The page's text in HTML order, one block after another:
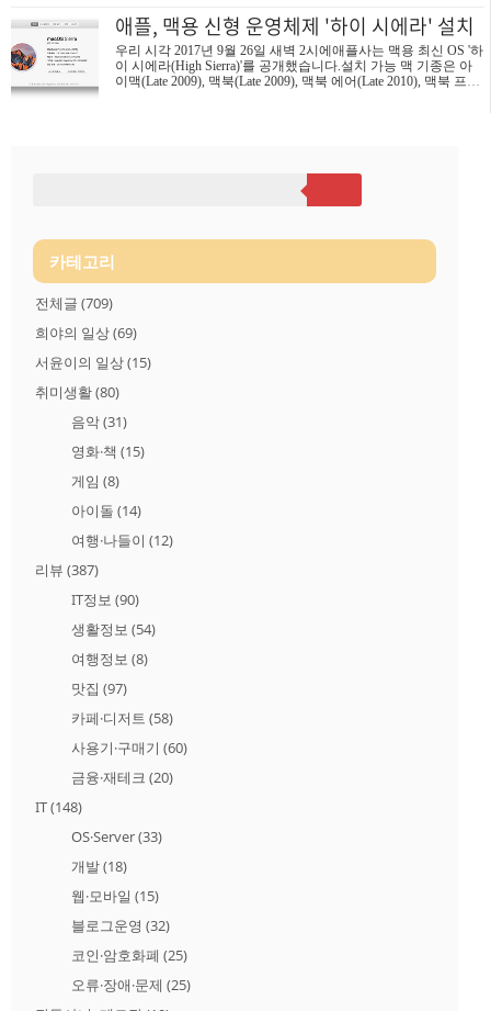
바꿔주는 것 말고는 성능적으로 아무 이득이 없지만. 이것 하나
만으로 모하비를 선택할 이유가 될 정도로 멋있습니다. 좀 더 그
럴듯한 이유를 더 붙이자면 다크모드를 적용하면 눈이 좀 더 편
해지는 것이 장점으로 위안을 삼아 볼 수 있겠습니다. 스택 (Stack
s) 맥북에서 ..
애플, 맥용 신형 운영체제 '하이 시에라' 설치
우리 시각 2017년 9월 26일 새벽 2시에애플사는 맥용 최신 OS '하
이 시에라(High Sierra)'를 공개했습니다.설치 가능 맥 기종은 아
이맥(Late 2009), 맥북(Late 2009), 맥북 에어(Late 2010), 맥북 프로
일 작업이 빨라졌고기본 동영상 포맷이 H.264에서 H.265/HEVC
카테고리
전체글 (709)
희야의 일상(69)
서윤이의 일상(15)
취미생활(80)
음악(31)
영화·책 (15)
게임 (8)
아이돌 (14)
여행·나들이 (12)
리뷰 (387)
IT정보 (90)
생활정보 (54)
여행정보 (8)
맛집 (97)
카페·디저트 (58)
사용기·구매기 (60)
금융·재테크 (20)
IT(148)
OS·Server(33)
개발(18)
웹·모바일 (15)
블로그운영 (32)
코인·암호화폐 (25)
오류·장애·문제 (25)